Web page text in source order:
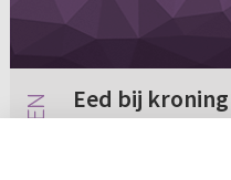
Eed bij kroning